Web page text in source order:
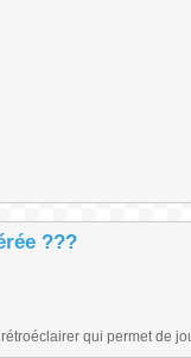
???
qui permet de